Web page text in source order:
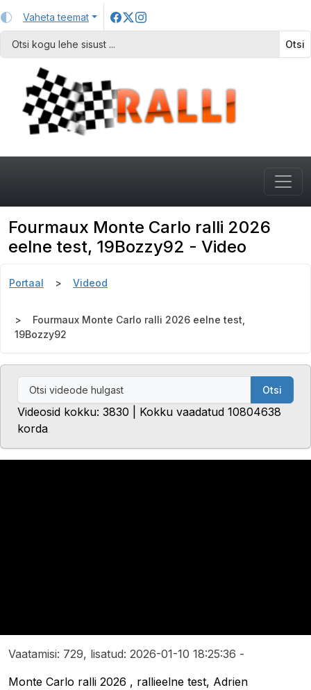
Vaheta teemat
Otsi
Fourmaux Monte Carlo ralli 2026
eelne test, 19Bozzy92 - Video
Portaal Videod
Fourmaux Monte Carlo ralli 2026 eelne test,
19Bozzy92
Otsi
Videosid kokku: 3830 | Kokku vaadatud 10804638
korda
Vaatamisi: 729, lisatud: 2026-01-10 18:25:36 -
Monte Carlo ralli 2026 , rallieelne test, Adrien